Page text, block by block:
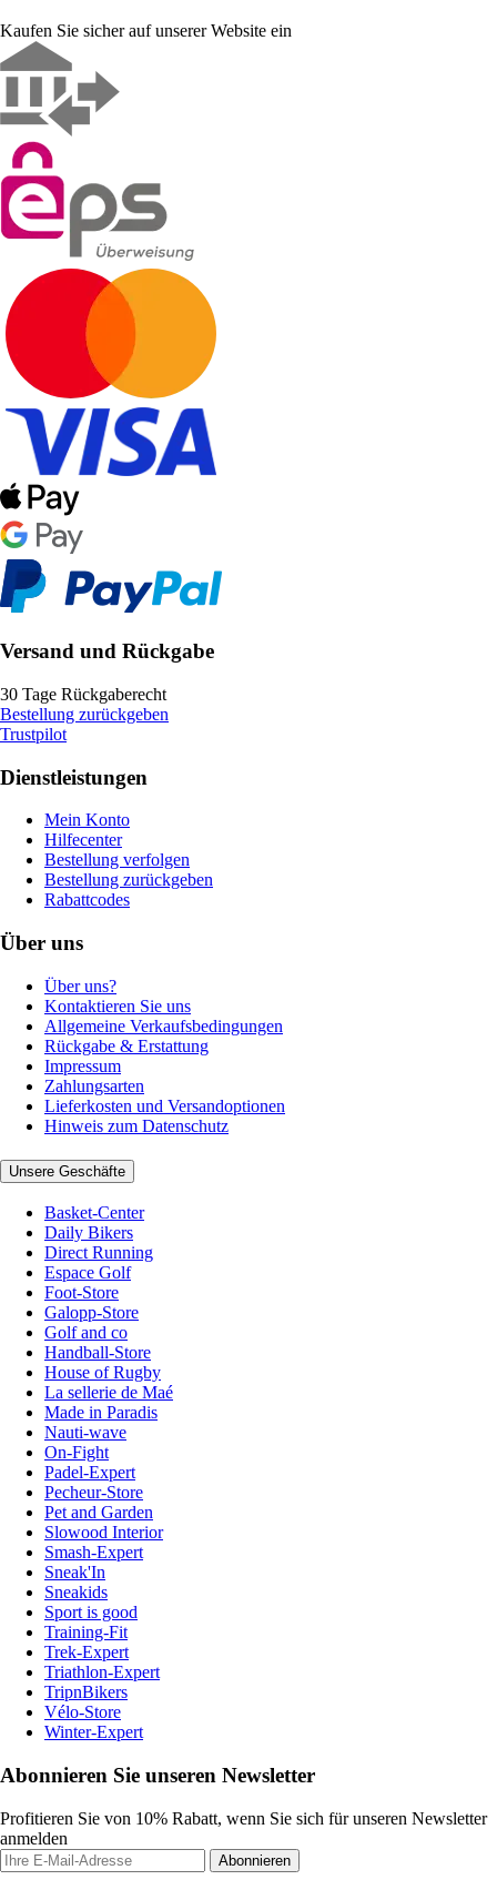
Kaufen Sie sicher auf unserer Website ein
Versand und Rückgabe
30 Tage Rückgaberecht
Bestellung zurückgeben
Trustpilot
Dienstleistungen
Mein Konto
Hilfecenter
Bestellung verfolgen
Bestellung zurückgeben
Rabattcodes
Über uns
Über uns?
Kontaktieren Sie uns
Allgemeine Verkaufsbedingungen
Rückgabe & Erstattung
Impressum
Zahlungsarten
Lieferkosten und Versandoptionen
Hinweis zum Datenschutz
Unsere Geschäfte
Basket-Center
Daily Bikers
Direct Running
Espace Golf
Foot-Store
Galopp-Store
Golf and co
Handball-Store
House of Rugby
La sellerie de Maé
Made in Paradis
Nauti-wave
On-Fight
Padel-Expert
Pecheur-Store
Pet and Garden
Slowood Interior
Smash-Expert
Sneak'In
Sneakids
Sport is good
Training-Fit
Trek-Expert
Triathlon-Expert
TripnBikers
Vélo-Store
Winter-Expert
Abonnieren Sie unseren Newsletter
Profitieren Sie von 10% Rabatt, wenn Sie sich für unseren Newsletter
anmelden
Abonnieren